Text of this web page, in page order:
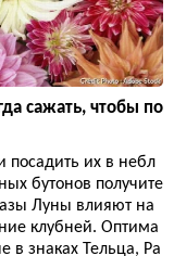
сажать, чтобы по
посадить их в небл
бутонов получите
Луны влияют на
клубней. Оптима
в знаках Тельца, Ра